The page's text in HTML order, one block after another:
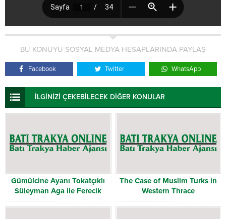
BU KONUYU SOSYAL MEDYA HESAPLARINDA PAYLAŞ
Facebook Twitter WhatsApp
İLGİNİZİ ÇEKEBİLECEK DİĞER KONULAR
Gümülcine Ayanı Tokatçıklı
Süleyman Aga ile Ferecik
Ayanı Ali Molla’nın Faaliyetleri
The Case of Muslim Turks in
Western Thrace